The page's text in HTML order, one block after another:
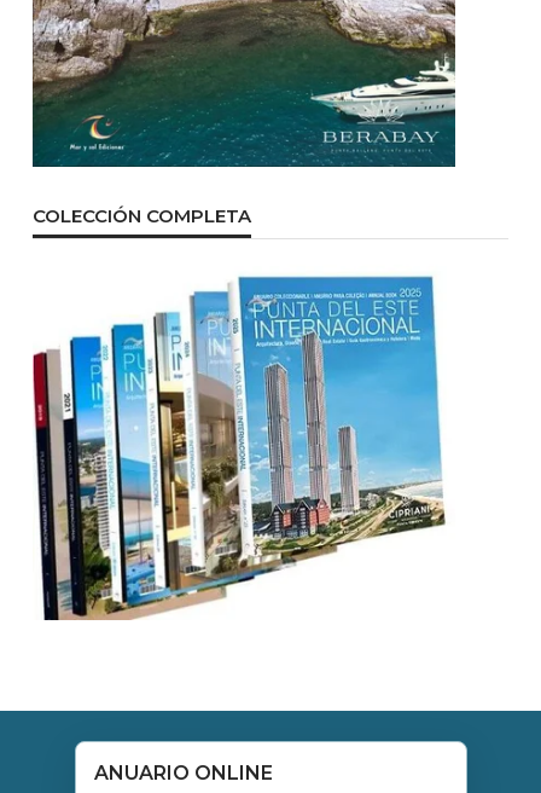
COLECCIÓN COMPLETA
ANUARIO ONLINE